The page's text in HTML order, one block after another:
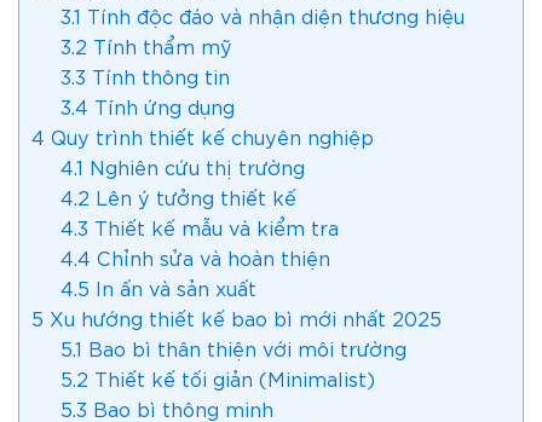
3.1 Tính độc đáo và nhận diện thương hiệu
3.2 Tính thẩm mỹ
3.3 Tính thông tin
3.4 Tính ứng dụng
4 Quy trình thiết kế chuyên nghiệp
4.1 Nghiên cứu thị trường
4.2 Lên ý tưởng thiết kế
4.3 Thiết kế mẫu và kiểm tra
4.4 Chỉnh sửa và hoàn thiện
4.5 In ấn và sản xuất
5 Xu hướng thiết kế bao bì mới nhất 2025
5.1 Bao bì thân thiện với môi trường
5.2 Thiết kế tối giản (Minimalist)
5.3 Bao bì thông minh